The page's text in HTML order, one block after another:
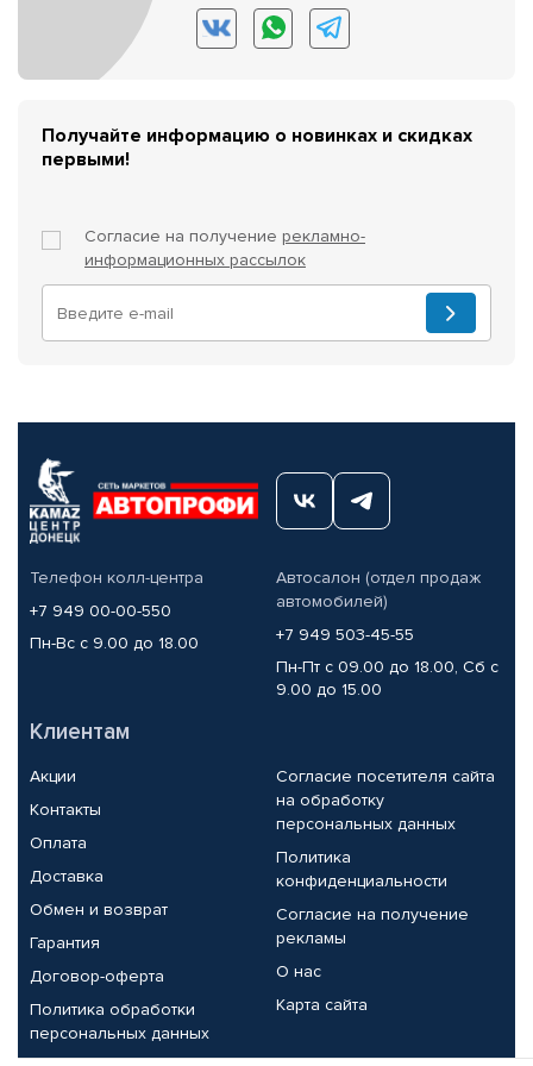
Получайте информацию о новинках и скидках
первыми!
Согласие на получение рекламно-
информационных рассылок
Телефон колл-центра
+7 949 00-00-550
Пн-Вс с 9.00 до 18.00
Автосалон (отдел продаж
автомобилей)
+7 949 503-45-55
Пн-Пт с 09.00 до 18.00, Сб с
9.00 до 15.00
Клиентам
Акции
Контакты
Оплата
Доставка
Обмен и возврат
Гарантия
Договор-оферта
Политика обработки
персональных данных
Согласие посетителя сайта
на обработку
персональных данных
Политика
конфиденциальности
Согласие на получение
рекламы
О нас
Карта сайта